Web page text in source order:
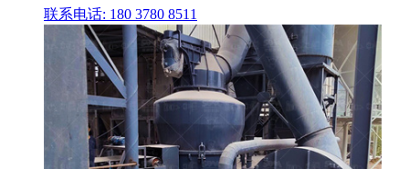
联系电话: 180 3780 8511